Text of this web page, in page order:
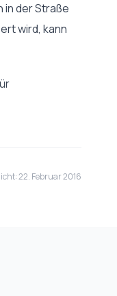
in der Straße
wird, kann
22. Februar 2016